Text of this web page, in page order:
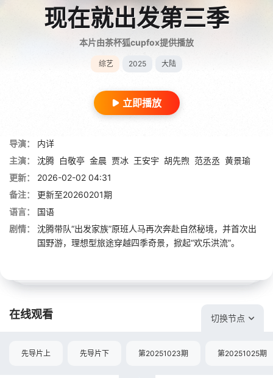
现在就出发第三季
本片由茶杯狐cupfox提供播放
综艺 2025 大陆
立即播放
导演：
内详
主演：
沈腾 白敬亭 金晨 贾冰 王安宇 胡先煦 范丞丞 黄景瑜
更新：
2026-02-02 04:31
备注：
更新至20260201期
语言：
国语
剧情：
沈腾带队“出发家族”原班人马再次奔赴自然秘境，并首次出
国野游，理想型旅途穿越四季奇景，掀起“欢乐洪流”。
在线观看 切换节点
先导片上 先导片下 第20251023期 第20251025期